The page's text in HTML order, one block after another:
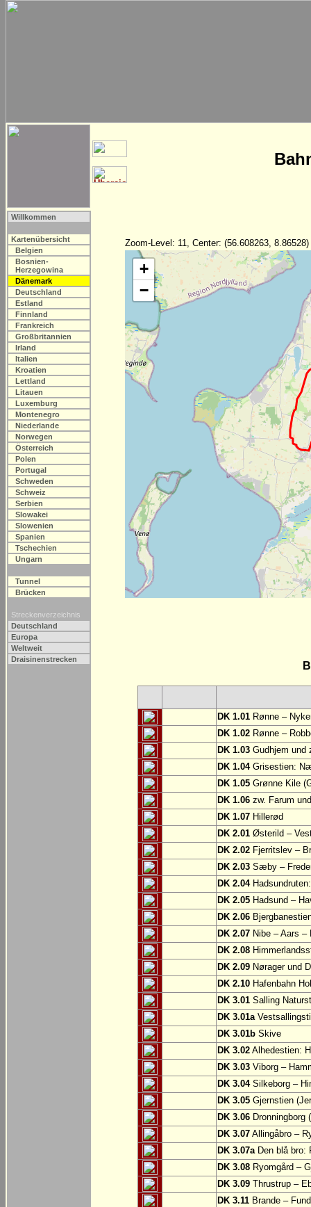
Willkommen
Kartenübersicht
Belgien
Bosnien-
Herzegowina
Dänemark
Deutschland
Estland
Finnland
Frankreich
Großbritannien
Irland
Italien
Kroatien
Lettland
Litauen
Luxemburg
Montenegro
Niederlande
Norwegen
Österreich
Polen
Portugal
Schweden
Schweiz
Serbien
Slowakei
Slowenien
Spanien
Tschechien
Ungarn
Tunnel
Brücken
Streckenverzeichnis
Deutschland
Europa
Weltweit
Draisinenstrecken
Zoom-Level: 11, Center: (56.608263, 8.86528)
+
−
DK 1.01 Rønne –
DK 1.02 Rønne –
DK 1.03 Gudhjem und
DK 1.04Grisestien:
DK 1.05 Grønne Kile
DK 1.06 zw. Farum
DK 1.07 Hillerød
DK 2.01 Østerild –
DK 2.02 Fjerritslev –
DK 2.03 Sæby –
DK 2.04
DK 2.05 Hadsund –
DK 2.06
DK 2.07 Nibe – Aars –
DK 2.08
DK 2.09 Nørager und
DK 2.10 Hafenbahn
DK 3.01 Salling
DK 3.01a
DK 3.01b Skive
DK 3.02 Alhedestien:
DK 3.03 Viborg –
DK 3.04Silkeborg –
DK 3.05 Gjernstien
DK 3.06 Dronningborg
DK 3.07 Allingåbro –
DK 3.07aDen blå bro:
DK 3.08 Ryomgård –
DK 3.09 Thrustrup –
DK 3.11 Brande –